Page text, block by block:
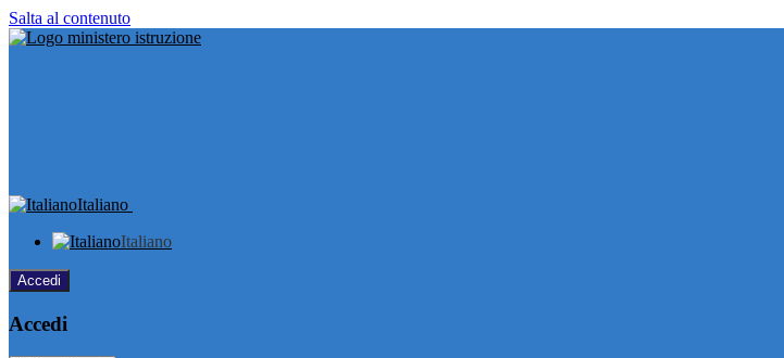
Salta al contenuto
Italiano
Italiano
Accedi
Accedi